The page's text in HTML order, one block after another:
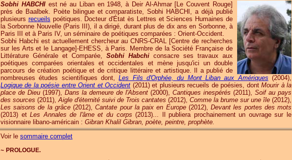
Sobhi HABCHIest né au Liban en 1948, à Deir Al-Ahmar [Le Couvent Rouge]
près de Baalbek. Poète bilingue et comparatiste, Sobhi HABCHI, a déjà publié
plusieurs recueils poétiques. Docteur d'État ès Lettres et Sciences Humaines de
la Sorbonne Nouvelle (Paris III), il a dirigé, durant plus de dix ans en Sorbonne, à
Paris III et à Paris IV, un séminaire de poétiques comparées : Orient-Occident.
Sobhi Habchi est actuellement chercheur au CNRS-CRAL [Centre de recherches
sur les Arts et le Langage]-EHESS, à Paris. Membre de la Société Française de
Littérature Générale et Comparée, Sobhi Habchi consacre ses travaux aux
poétiques comparées orientales et occidentales et mène jusqu'ici un double
parcours de création poétique et de critique littéraire et artistique. Il a publié de
nombreuses études scientifiques dont,Les Fils d'Orphée, du Mont Liban aux Amériques (2004),
Logique de la poésie entre Orient et Occident (2011) et plusieurs recueils de poésies, dontMourir à la
place de Dieu (1997), Dans la demeure de l'Absent (2000), Cantiques inespérés (2011), Soif au pays
des sources (2011),Aigle d'éternité suivi de Trois cantates (2012), Comme la brume sur une île (2012),
Les saisons de la grâce(2012),Cantate pour la paix en Europe(2012),Devant les portes des mots
(2013) etLes Annales de l'âme et du corps (2013)... Il publiera prochainement un ouvrage sur le
visionnaire libano-américain : Gibran Khalil Gibran, poète, peintre, prophète.
Voir le sommaire complet
~ PROLOGUE.